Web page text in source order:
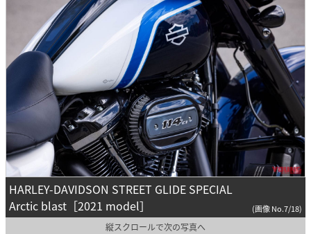
HARLEY-DAVIDSON STREET GLIDE SPECIAL
Arctic blast［2021 model］
(画像 No.7/18)
縦スクロールで次の写真へ